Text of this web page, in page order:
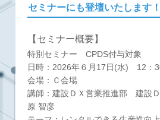
セミナーにも登壇いたします！
【セミナー概要】
特別セミナー CPDS付与対象
日時：2026年６月17日(水) 12：
会場：Ｃ会場
講師：建設ＤＸ営業推進部 建
原 智彦